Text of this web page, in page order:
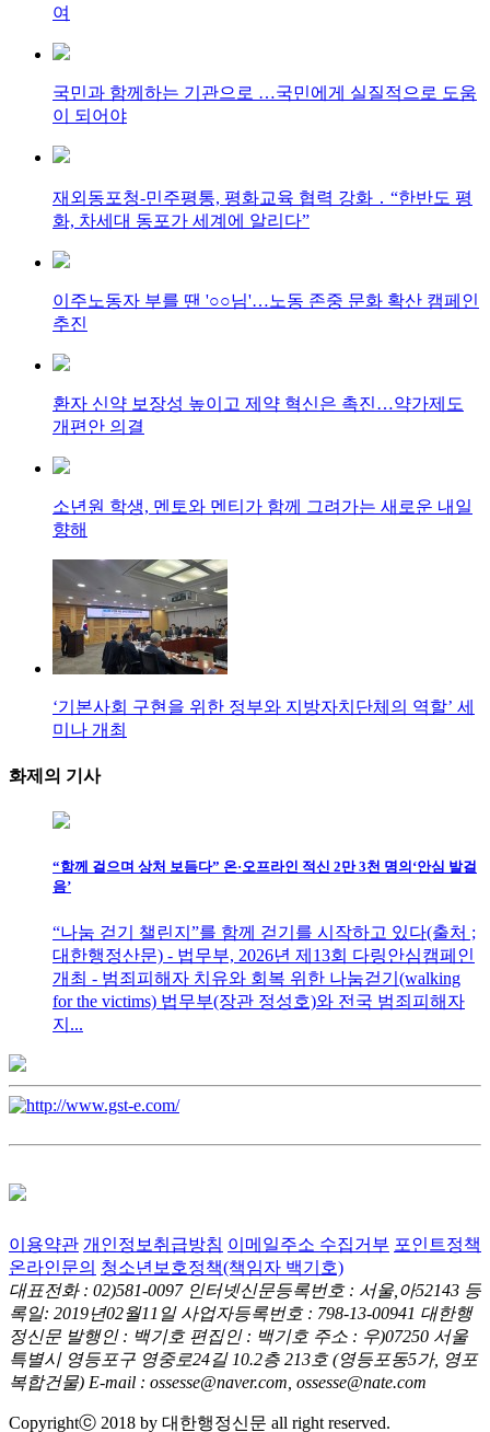
여
국민과 함께하는 기관으로 …국민에게 실질적으로 도움
이 되어야
재외동포청-민주평통, 평화교육 협력 강화 ․ “한반도 평
화, 차세대 동포가 세계에 알리다”
이주노동자 부를 땐 '○○님'…노동 존중 문화 확산 캠페인
추진
환자 신약 보장성 높이고 제약 혁신은 촉진…약가제도
개편안 의결
소년원 학생, 멘토와 멘티가 함께 그려가는 새로운 내일
향해
‘기본사회 구현을 위한 정부와 지방자치단체의 역할’ 세
미나 개최
화제의 기사
“함께 걸으며 상처 보듬다” 온·오프라인 적신 2만 3천 명의‘안심 발걸
음’
“나눔 걷기 챌린지”를 함께 걷기를 시작하고 있다(출처 ;
대한행정산문) - 법무부, 2026년 제13회 다링안심캠페인
개최 - 범죄피해자 치유와 회복 위한 나눔걷기(walking
for the victims) 법무부(장관 정성호)와 전국 범죄피해자
지...
이용약관 개인정보취급방침 이메일주소 수집거부 포인트정책
온라인문의 청소년보호정책(책임자 백기호)
대표전화 : 02)581-0097 인터넷신문등록번호 : 서울,아52143 등
록일: 2019년02월11일 사업자등록번호 : 798-13-00941 대한행
정신문 발행인 : 백기호 편집인 : 백기호 주소 : 우)07250 서울
특별시 영등포구 영중로24길 10.2층 213호 (영등포동5가, 영포
복합건물) E-mail : ossesse@naver.com, ossesse@nate.com
Copyrightⓒ 2018 by 대한행정신문 all right reserved.